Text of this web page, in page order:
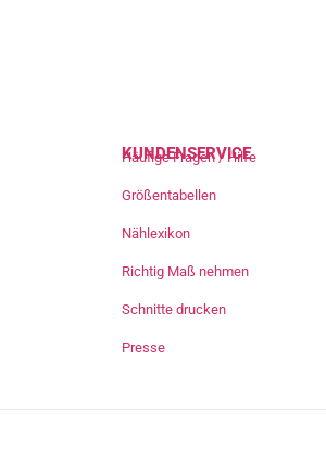
KUNDENSERVICE
Häufige Fragen / Hilfe
Größentabellen
Nählexikon
Richtig Maß nehmen
Schnitte drucken
Presse